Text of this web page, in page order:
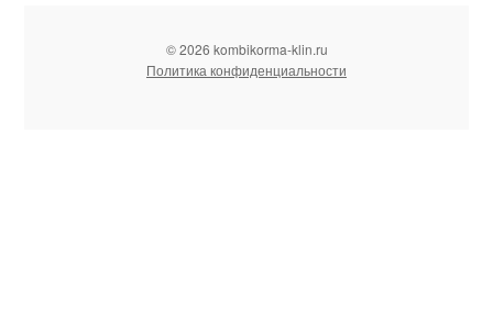
© 2026 kombikorma-klin.ru
Политика конфиденциальности